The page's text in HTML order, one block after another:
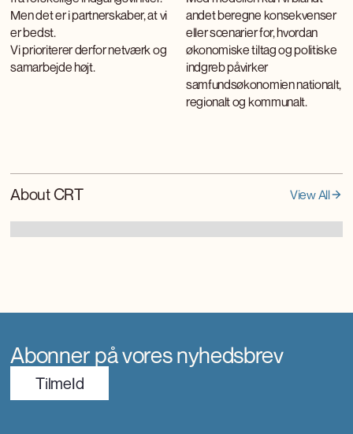
Men det er i partnerskaber, at vi
er bedst.
Vi prioriterer derfor netværk og
samarbejde højt.
andet beregne konsekvenser
eller scenarier for, hvordan
økonomiske tiltag og politiske
indgreb påvirker
samfundsøkonomien nationalt,
regionalt og kommunalt.
About CRT View All
Abonner på vores nyhedsbrev
TilmeId